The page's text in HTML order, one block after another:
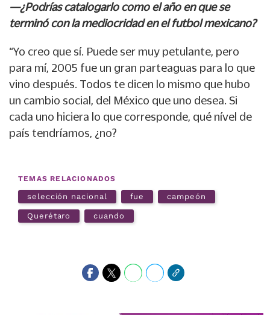
—¿Podrías catalogarlo como el año en que se
terminó con la mediocridad en el futbol mexicano?
“Yo creo que sí. Puede ser muy petulante, pero
para mí, 2005 fue un gran parteaguas para lo que
vino después. Todos te dicen lo mismo que hubo
un cambio social, del México que uno desea. Si
cada uno hiciera lo que corresponde, qué nível de
país tendríamos, ¿no?
TEMAS RELACIONADOS
selección nacional fue campeón
Querétaro cuando